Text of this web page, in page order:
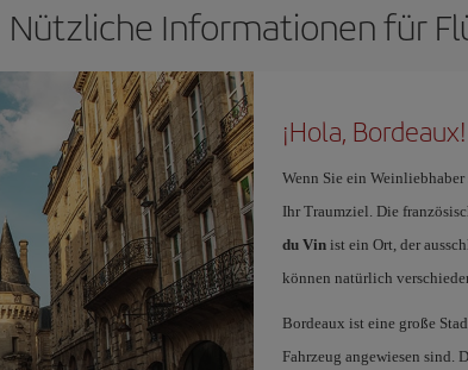
Nützliche Informationen für
¡Hola, Bordeaux!
Wenn Sie ein
Ihr Traumziel. Die
du Vinist ein Ort, der
können natürlich
Bordeaux ist eine große
Fahrzeug angewiesen sind.